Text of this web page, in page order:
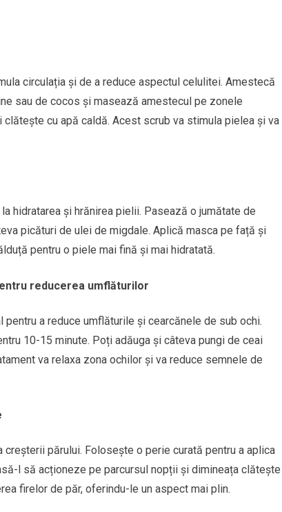
circulația și de a reduce aspectul celulitei. Amestecă
sau de cocos și masează amestecul pe zonele
cu apă caldă. Acest scrub va stimula pielea și va
hidratarea și hrănirea pielii. Pasează o jumătate de
picături de ulei de migdale. Aplică masca pe față și
pentru o piele mai fină și mai hidratată.
reducerea umflăturilor
a reduce umflăturile și cearcănele de sub ochi.
10-15 minute. Poți adăuga și câteva pungi de ceai
va relaxa zona ochilor și va reduce semnele de
părului. Folosește o perie curată pentru a aplica
l să acționeze pe parcursul nopții și dimineața clătește
firelor de păr, oferindu-le un aspect mai plin.